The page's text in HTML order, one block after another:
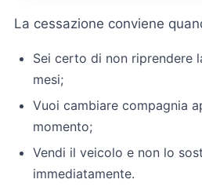
La cessazione conviene
Sei certo di non riprendere
mesi;
Vuoi cambiare compagnia
momento;
Vendi il veicolo e non lo
immediatamente.